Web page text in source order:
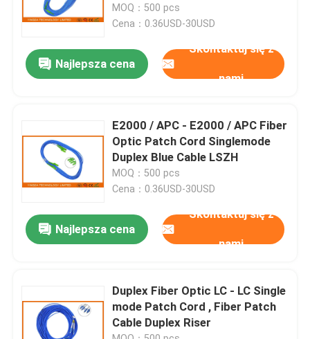
O nas
Wycieczka po fabryce
Skontaktuj się z nami
Sprawy
Poprosić o wycenę
Okablowanie światłowodu
MOQ：500 pcs
Cena：0.36USD-30USD
Najlepsza cena
Skontaktuj się z
nami
E2000 / APC - E2000 / APC Fiber
Optic Patch Cord Singlemode
Duplex Blue Cable LSZH
MOQ：500 pcs
Cena：0.36USD-30USD
Najlepsza cena
Skontaktuj się z
nami
Duplex Fiber Optic LC - LC Single
mode Patch Cord , Fiber Patch
Cable Duplex Riser